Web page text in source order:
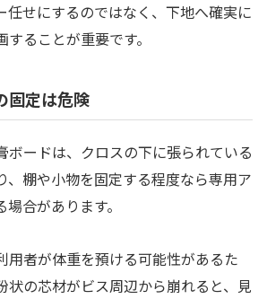
任せにするのではなく、下地へ確実に
ることが重要です。
固定は危険
ボードは、クロスの下に張られている
、棚や小物を固定する程度なら専用ア
合があります。
用者が体重を預ける可能性があるた
状の芯材がビス周辺から崩れると、見